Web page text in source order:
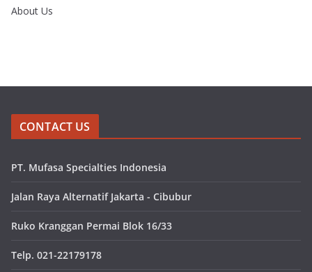
About Us
CONTACT US
PT. Mufasa Specialties Indonesia
Jalan Raya Alternatif Jakarta - Cibubur
Ruko Kranggan Permai Blok 16/33
Telp. 021-22179178